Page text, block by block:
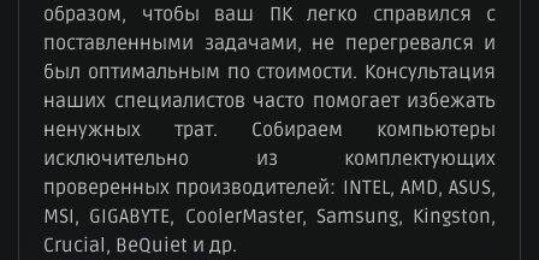
образом, чтобы ваш ПК легко справился с
поставленными задачами, не перегревался и
был оптимальным по стоимости. Консультация
наших специалистов часто помогает избежать
ненужных трат. Собираем компьютеры
исключительно из комплектующих
проверенных производителей: INTEL, AMD, ASUS,
MSI, GIGABYTE, CoolerMaster, Samsung, Kingston,
Crucial, BeQuiet и др.